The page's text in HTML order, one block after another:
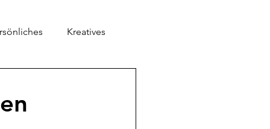
Kreatives